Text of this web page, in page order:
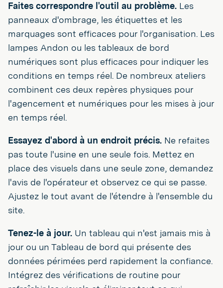
Faites correspondre l'outil au problème. Les
panneaux d'ombrage, les étiquettes et les
marquages sont efficaces pour l'organisation. Les
lampes Andon ou les tableaux de bord
numériques sont plus efficaces pour indiquer les
conditions en temps réel. De nombreux ateliers
combinent ces deux repères physiques pour
l'agencement et numériques pour les mises à jour
en temps réel.
Essayez d'abord à un endroit précis. Ne refaites
pas toute l'usine en une seule fois. Mettez en
place des visuels dans une seule zone, demandez
l'avis de l'opérateur et observez ce qui se passe.
Ajustez le tout avant de l'étendre à l'ensemble du
site.
Tenez-le à jour. Un tableau qui n'est jamais mis à
jour ou un Tableau de bord qui présente des
données périmées perd rapidement la confiance.
Intégrez des vérifications de routine pour